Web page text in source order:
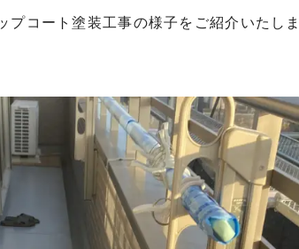
プコート塗装工事の様子をご紹介いたし